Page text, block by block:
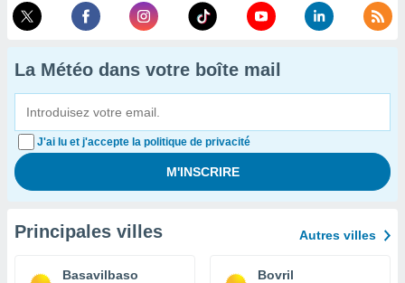
La Météo dans votre boîte mail
J'ai lu et j'accepte la politique de privacité
Principales villes Autres villes
Basavilbaso Bovril